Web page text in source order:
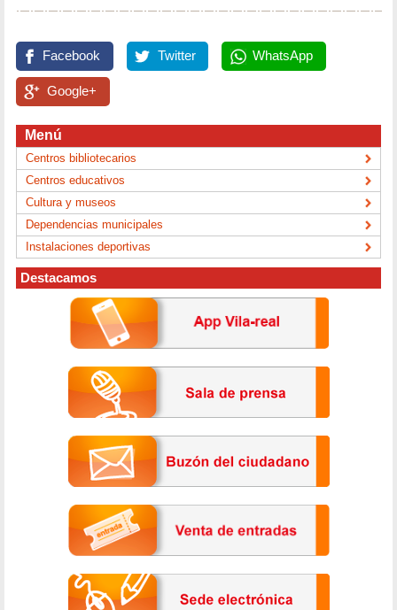
Facebook Twitter WhatsApp
Google+
Menú
Centros bibliotecarios
Centros educativos
Cultura y museos
Dependencias municipales
Instalaciones deportivas
Destacamos